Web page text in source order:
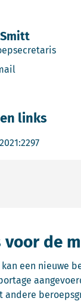
links
voor de
een nieuwe
andere